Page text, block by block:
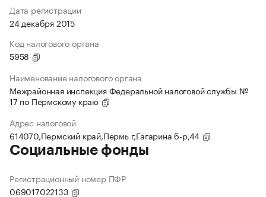
Дата регистрации
24 декабря 2015
Код налогового органа
5958
Наименование налогового органа
Межрайонная инспекция Федеральной налоговой службы №
17 по Пермскому краю
Адрес налоговой
614070,Пермский край,Пермь г,Гагарина б-р,44
Социальные фонды
Регистрационный номер ПФР
069017022133